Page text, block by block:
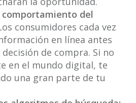
comportamiento del
consumidores cada vez
en línea antes
de compra. Si no
en el mundo digital, te
una gran parte de tu